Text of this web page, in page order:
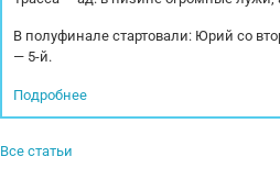
В полуфинале стартовали: Юрий со
— 5-й.
Подробнее
Все статьи